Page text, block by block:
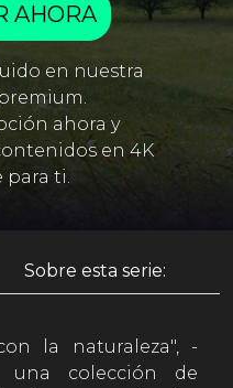
AHORA
en nuestra
ahora y
en 4K
para ti.
Sobre esta serie:
la naturaleza", -
una colección de